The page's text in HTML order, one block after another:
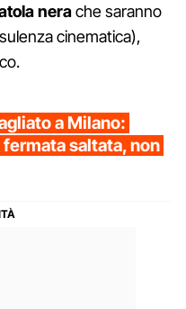
nerache saranno
cinematica),
a Milano:
saltata, non